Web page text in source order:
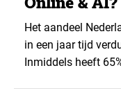
Het aandeel
in een jaar tijd
Inmiddels heeft